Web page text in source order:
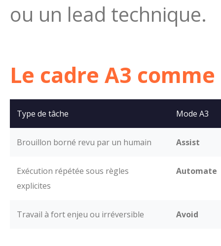
ou un lead technique.
Le cadre A3
Type de tâche Mode A3
Brouillon borné revu par un humain Assist
Exécution répétée sous règles
explicites
Automate
Travail à fort enjeu ou irréversible Avoid